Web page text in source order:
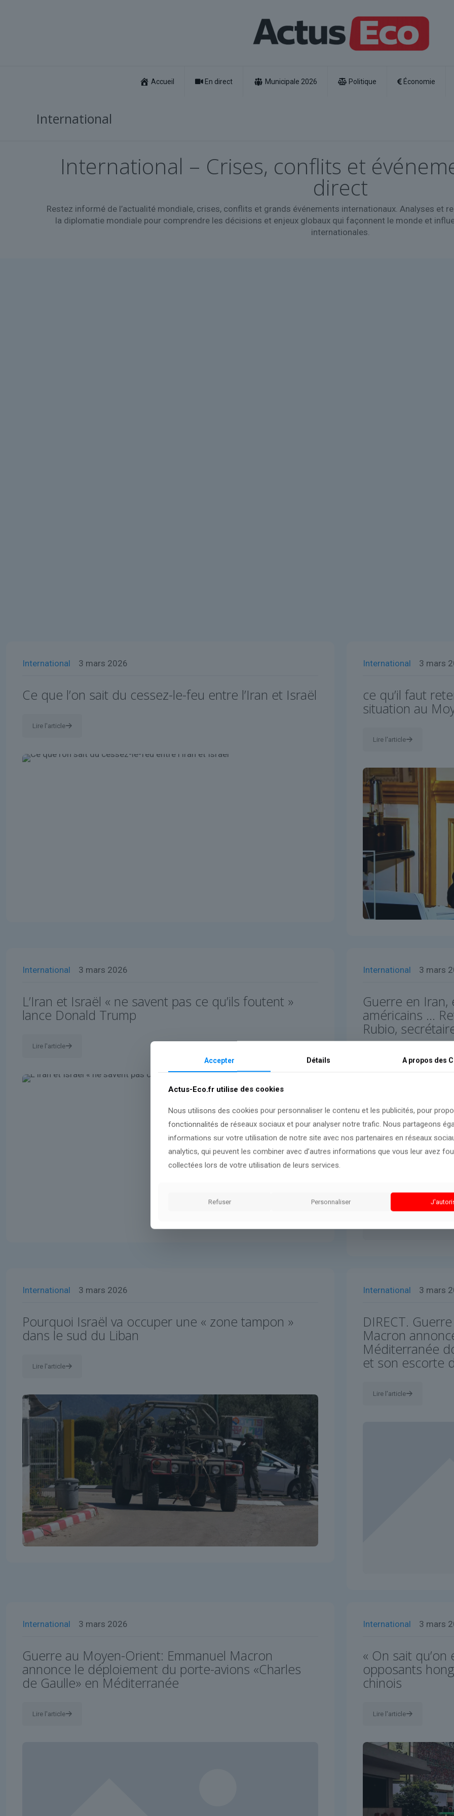
Accueil En direct Municipale 2026 Politique Économie
International
International – Crises, conflits et
direct
Restez informé de l’actualité mondiale, crises, conflits et grands événements internationaux. Analyses et
la diplomatie mondiale pour comprendre les décisions et enjeux globaux qui façonnent le monde et
internationales.
International 3 mars 2026
Ce que l’on sait du cessez-le-feu entre l’Iran et Israël
Lire l'article
International 3 mars
ce qu’il faut
situation au
Lire l'article
International 3 mars 2026
L’Iran et Israël « ne savent pas ce qu’ils foutent »
lance Donald Trump
Lire l'article
International 3 mars
Guerre en
américains …
Rubio,
Lire l'article
International 3 mars 2026
Pourquoi Israël va occuper une « zone tampon »
dans le sud du Liban
Lire l'article
International 3 mars
DIRECT.
Macron
Méditerranée
et son escorte
Lire l'article
International 3 mars 2026
Guerre au Moyen-Orient: Emmanuel Macron
annonce le déploiement du porte-avions «Charles
de Gaulle» en Méditerranée
Lire l'article
International 3 mars
« On sait qu’on
opposants
chinois
Lire l'article
Accepter Détails A propos des
Actus-Eco.fr utilise des cookies
Nous utilisons des cookies pour personnaliser le contenu et les publicités, pour
fonctionnalités de réseaux sociaux et pour analyser notre trafic. Nous partageons
informations sur votre utilisation de notre site avec nos partenaires en réseaux
analytics, qui peuvent les combiner avec d’autres informations que vous leur avez
collectées lors de votre utilisation de leurs services.
Refuser Personnaliser